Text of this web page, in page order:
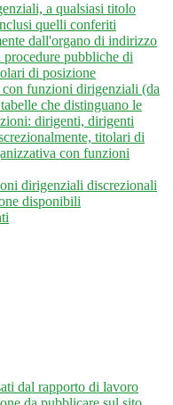
a qualsiasi titolo
quelli conferiti
dall'organo di indirizzo
procedure pubbliche di
di posizione
funzioni dirigenziali (da
che distinguano le
dirigenti, dirigenti
titolari di
con funzioni
dirigenziali discrezionali
disponibili
dal rapporto di lavoro